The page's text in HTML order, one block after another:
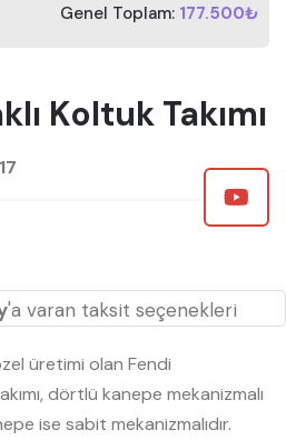
Genel Toplam: 177.500₺
Koltuk Takımı
'a varan taksit seçenekleri
üretimi olan Fendi
dörtlü kanepe mekanizmalı
ise sabit mekanizmalıdır.